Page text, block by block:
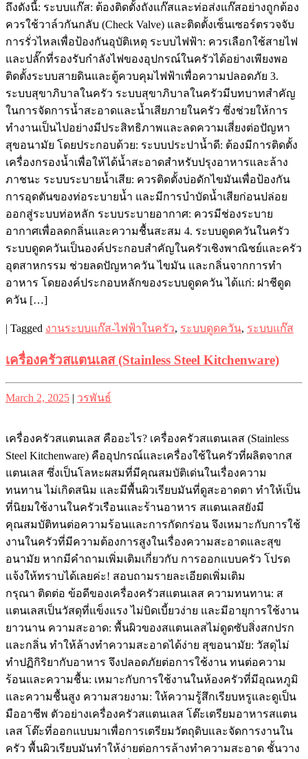
ถึงดังนี้: ระบบแก๊ส: ต้องติดตั้งถังแก๊สและท่อส่งแก๊สอย่างถูกต้อง
ควรใช้วาล์วกันกลับ (Check Valve) และติดตั้งเซ็นเซอร์ตรวจจับ
การรั่วไหลเพื่อป้องกันอุบัติเหตุ ระบบไฟฟ้า: ควรเลือกใช้สายไฟ
และปลั๊กที่รองรับกำลังไฟของอุปกรณ์ในครัวได้อย่างเพียงพอ
ติดตั้งระบบสายดินและตู้ควบคุมไฟฟ้าเพื่อความปลอดภัย 3.
ระบบสุขาภิบาลในครัว ระบบสุขาภิบาลในครัวมีบทบาทสำคัญ
ในการจัดการน้ำสะอาดและน้ำเสียภายในครัว ซึ่งช่วยให้การ
ทำงานเป็นไปอย่างมีประสิทธิภาพและลดความเสี่ยงต่อปัญหา
สุขอนามัย โดยประกอบด้วย: ระบบประปาน้ำดี: ต้องมีการติดตั้ง
เครื่องกรองน้ำเพื่อให้ได้น้ำสะอาดสำหรับปรุงอาหารและล้าง
ภาชนะ ระบบระบายน้ำเสีย: ควรติดตั้งบ่อดักไขมันเพื่อป้องกัน
การอุดตันของท่อระบายน้ำ และมีการบำบัดน้ำเสียก่อนปล่อย
ออกสู่ระบบท่อหลัก ระบบระบายอากาศ: ควรมีช่องระบาย
อากาศเพื่อลดกลิ่นและความชื้นสะสม 4. ระบบดูดควันในครัว
ระบบดูดควันเป็นองค์ประกอบสำคัญในครัวเชิงพาณิชย์และครัว
อุตสาหกรรม ช่วยลดปัญหาควัน ไขมัน และกลิ่นจากการทำ
อาหาร โดยองค์ประกอบหลักของระบบดูดควัน ได้แก่: ฝาชีดูด
ควัน […]
| Tagged งานระบบแก๊ส-ไฟฟ้าในครัว, ระบบดูดควัน, ระบบแก๊ส
เครื่องครัวสแตนเลส (Stainless Steel Kitchenware)
Posted
on
March 2, 2025 | Posted
on
วรพันธ์
เครื่องครัวสแตนเลส คืออะไร? เครื่องครัวสแตนเลส (Stainless
Steel Kitchenware) คืออุปกรณ์และเครื่องใช้ในครัวที่ผลิตจากส
แตนเลส ซึ่งเป็นโลหะผสมที่มีคุณสมบัติเด่นในเรื่องความ
ทนทาน ไม่เกิดสนิม และมีพื้นผิวเรียบมันที่ดูสะอาดตา ทำให้เป็น
ที่นิยมใช้งานในครัวเรือนและร้านอาหาร สแตนเลสยังมี
คุณสมบัติทนต่อความร้อนและการกัดกร่อน จึงเหมาะกับการใช้
งานในครัวที่มีความต้องการสูงในเรื่องความสะอาดและสุข
อนามัย หากมีคำถามเพิ่มเติมเกี่ยวกับ การออกแบบครัว โปรด
แจ้งให้ทราบได้เลยค่ะ! สอบถามรายละเอียดเพิ่มเติม
กรุณา ติดต่อ ข้อดีของเครื่องครัวสแตนเลส ความทนทาน: ส
แตนเลสเป็นวัสดุที่แข็งแรง ไม่บิดเบี้ยวง่าย และมีอายุการใช้งาน
ยาวนาน ความสะอาด: พื้นผิวของสแตนเลสไม่ดูดซับสิ่งสกปรก
และกลิ่น ทำให้ล้างทำความสะอาดได้ง่าย สุขอนามัย: วัสดุไม่
ทำปฏิกิริยากับอาหาร จึงปลอดภัยต่อการใช้งาน ทนต่อความ
ร้อนและความชื้น: เหมาะกับการใช้งานในห้องครัวที่มีอุณหภูมิ
และความชื้นสูง ความสวยงาม: ให้ความรู้สึกเรียบหรูและดูเป็น
มืออาชีพ ตัวอย่างเครื่องครัวสแตนเลส โต๊ะเตรียมอาหารสแตน
เลส โต๊ะที่ออกแบบมาเพื่อการเตรียมวัตถุดิบและจัดการงานใน
ครัว พื้นผิวเรียบมันทำให้ง่ายต่อการล้างทำความสะอาด ชั้นวาง